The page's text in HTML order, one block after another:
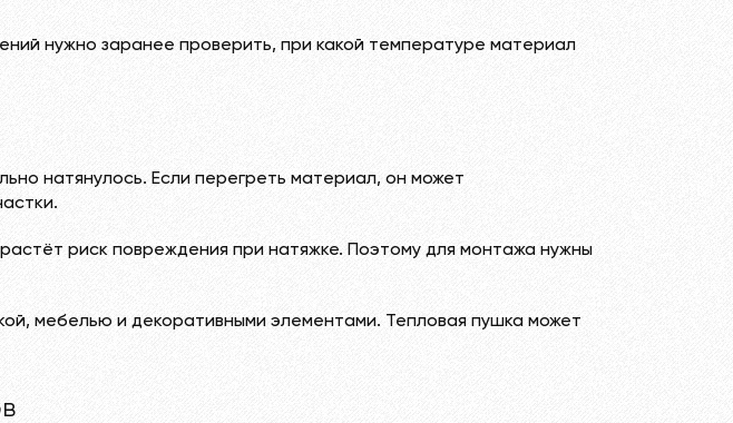
нужно заранее проверить, при какой температуре материал
натянулось. Если перегреть материал, он может
риск повреждения при натяжке. Поэтому для монтажа нужны
мебелью и декоративными элементами. Тепловая пушка может